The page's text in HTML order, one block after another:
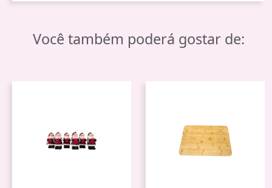
Você também poderá gostar de: